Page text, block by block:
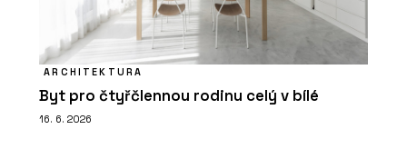
ARCHITEKTURA
Byt pro čtyřčlennou rodinu celý v bílé
16. 6. 2026